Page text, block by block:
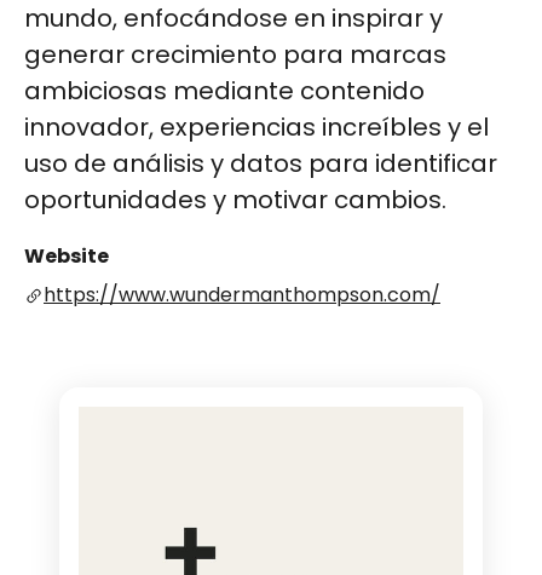
mundo, enfocándose en inspirar y
generar crecimiento para marcas
ambiciosas mediante contenido
innovador, experiencias increíbles y el
uso de análisis y datos para identificar
oportunidades y motivar cambios​​​​​​​​.
Website
https://www.wundermanthompson.com/